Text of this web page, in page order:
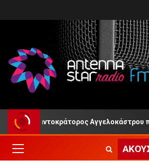
Μονή Παντοκράτορος Αγγελοκάστρου